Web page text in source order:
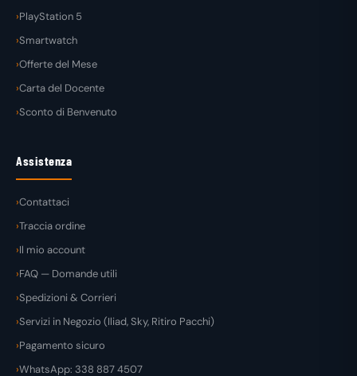
PlayStation 5
Smartwatch
Offerte del Mese
Carta del Docente
Sconto di Benvenuto
Assistenza
Contattaci
Traccia ordine
Il mio account
FAQ — Domande utili
Spedizioni & Corrieri
Servizi in Negozio (Iliad, Sky, Ritiro Pacchi)
Pagamento sicuro
WhatsApp: 338 887 4507